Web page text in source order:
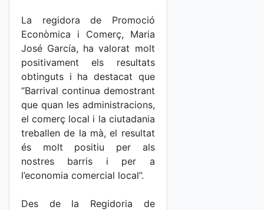
La regidora de Promoció
Econòmica i Comerç, Maria
José García, ha valorat molt
positivament els resultats
obtinguts i ha destacat que
“Barrival continua demostrant
que quan les administracions,
el comerç local i la ciutadania
treballen de la mà, el resultat
és molt positiu per als
nostres barris i per a
l’economia comercial local”.
Des de la Regidoria de